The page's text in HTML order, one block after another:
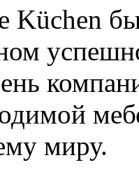
миру.